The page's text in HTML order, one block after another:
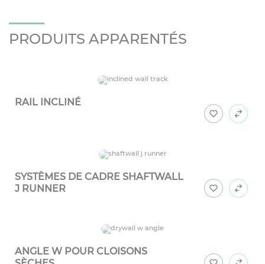
PRODUITS APPARENTÉS
RAIL INCLINÉ
SYSTÈMES DE CADRE SHAFTWALL
J RUNNER
ANGLE W POUR CLOISONS